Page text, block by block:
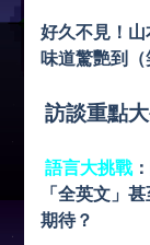
好久不見！
味道驚艷到
訪談重點大
語言大挑戰：
「全英文」
期待？